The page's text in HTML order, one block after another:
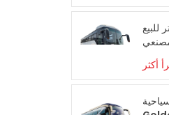
12 متر للبيع
أكثر